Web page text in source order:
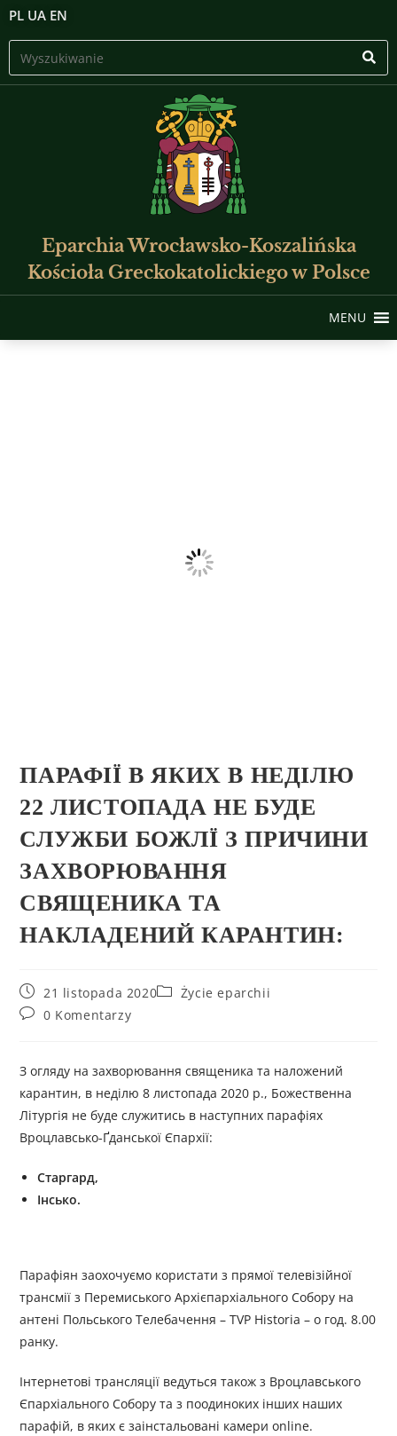
PL UA EN
Eparchia Wrocławsko-Koszalińska
Kościoła Greckokatolickiego w Polsce
MENU
ПАРАФІЇ В ЯКИХ В НЕДІЛЮ
22 ЛИСТОПАДА НЕ БУДЕ
СЛУЖБИ БОЖЛЇ З ПРИЧИНИ
ЗАХВОРЮВАННЯ
СВЯЩЕНИКА ТА
НАКЛАДЕНИЙ КАРАНТИН:
21 listopada 2020
Życie eparchii
0 Komentarzy
З огляду на захворювання священика та наложений
карантин, в неділю 8 листопада 2020 р., Божественна
Літургія не буде служитись в наступних парафіях
Вроцлавсько-Ґданської Єпархії:
Старгард,
Інсько.
Парафіян заохочуємо користати з прямої телевізійної
трансмії з Перемиського Архієпархіального Собору на
антені Польського Телебачення –TVP Historia – о год. 8.00
ранку.
Інтернетові трансляції ведуться також з Вроцлавського
Єпархіального Собору та з поодиноких інших наших
парафій, в яких є заінстальовані камериonline.